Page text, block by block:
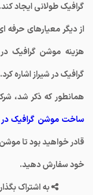
گرافیک طولانی ایجاد کند.
از دیگر معیارهای
هزینه موشن گرافیک
گرافیک در شیراز اشاره کرد.
همانطور که ذکر شد،
ساخت موشن گرافیک در
قادر خواهید بود تا
خود سفارش دهید.
به اشتراک